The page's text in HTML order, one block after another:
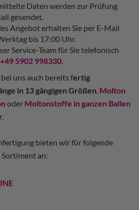
Daten werden zur Prüfung
gesendet.
Angebot erhalten Sie per E-Mail
bis 17:00 Uhr.
Service-Team für Sie telefonisch
+49 5902 998330
uns auch bereits fertig
in 13 gängigen Größen Molton
oder Moltonstoffe in ganzen Ballen
bieten wir für folgende
an: